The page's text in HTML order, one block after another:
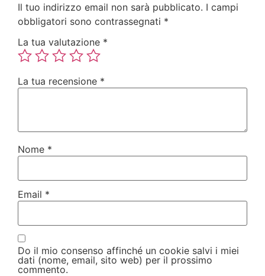
Il tuo indirizzo email non sarà pubblicato. I campi
obbligatori sono contrassegnati *
La tua valutazione *
La tua recensione *
Nome *
Email *
Do il mio consenso affinché un cookie salvi i miei
dati (nome, email, sito web) per il prossimo
commento.